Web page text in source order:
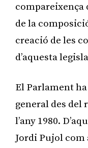
de la
creació de les
d’aquesta
El Parlament
general des
l’any 1980.
Jordi Pujol com